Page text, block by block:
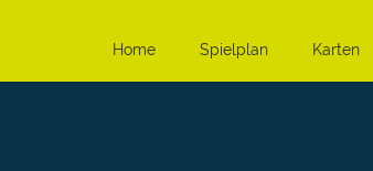
Home Spielplan Karten